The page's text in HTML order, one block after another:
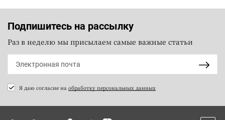
Подпишитесь на рассылку
Раз в неделю мы присылаем самые важные статьи
Я даю согласие на обработку персональных данных